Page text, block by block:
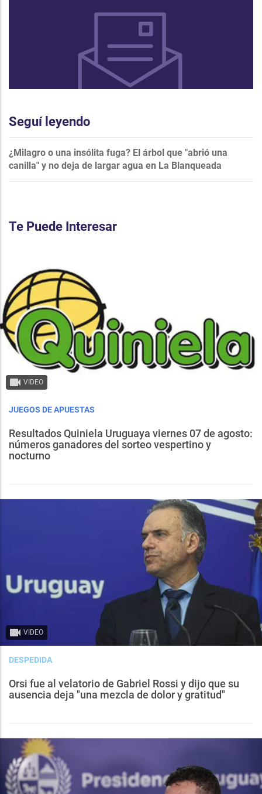
Seguí leyendo
¿Milagro o una insólita fuga? El árbol que "abrió una
canilla" y no deja de largar agua en La Blanqueada
Te Puede Interesar
VIDEO
JUEGOS DE APUESTAS
Resultados Quiniela Uruguaya viernes 07 de agosto:
números ganadores del sorteo vespertino y
nocturno
VIDEO
DESPEDIDA
Orsi fue al velatorio de Gabriel Rossi y dijo que su
ausencia deja "una mezcla de dolor y gratitud"